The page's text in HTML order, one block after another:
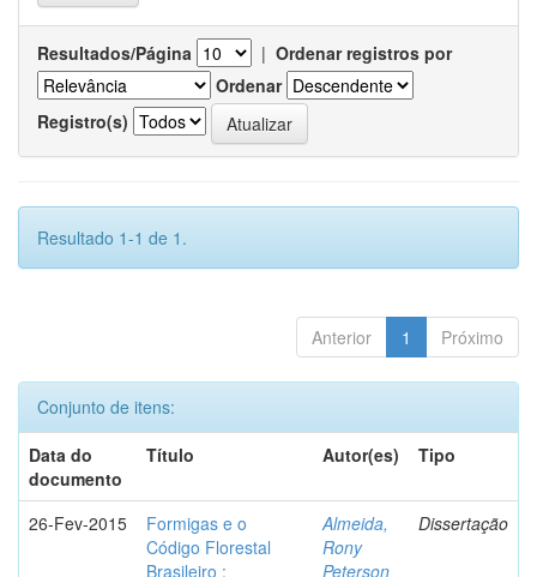
Resultados/Página | Ordenar registros por
Ordenar
Registro(s)
Resultado 1-1 de 1.
Anterior 1 Próximo
Conjunto de itens:
Data do
documento
Título Autor(es) Tipo
26-Fev-2015
Formigas e o
Código Florestal
Brasileiro :
Almeida,
Rony
Peterson
Dissertação